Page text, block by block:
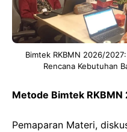
Bimtek RKBMN 2026/
Rencana Kebutuhan
Metode Bimtek
Pemaparan Materi,